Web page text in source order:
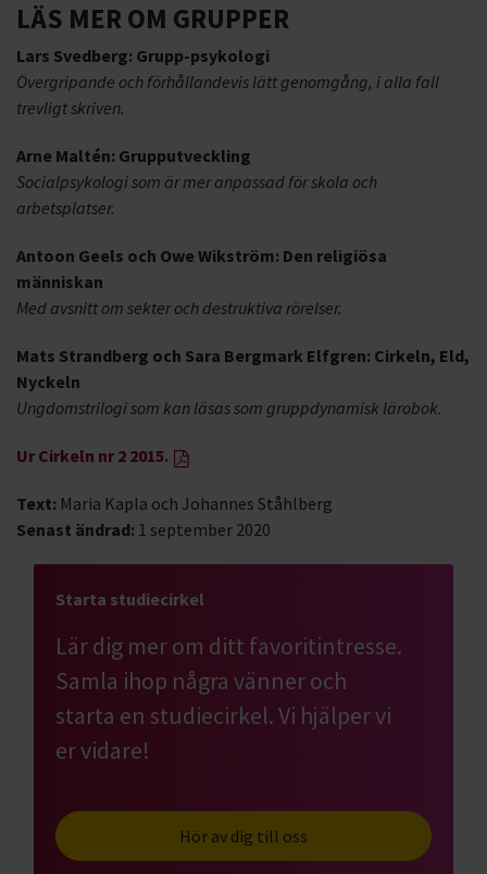
LÄS MER OM GRUPPER
Lars Svedberg: Grupp-psykologi
Övergripande och förhållandevis lätt genomgång, i alla fall
trevligt skriven.
Arne Maltén: Grupputveckling
Socialpsykologi som är mer anpassad för skola och
arbetsplatser.
Antoon Geels och Owe Wikström: Den religiösa
människan
Med avsnitt om sekter och destruktiva rörelser.
Mats Strandberg och Sara Bergmark Elfgren: Cirkeln, Eld,
Nyckeln
Ungdomstrilogi som kan läsas som gruppdynamisk lärobok.
Ur Cirkeln nr 2 2015.
Text: Maria Kapla och Johannes Ståhlberg
Senast ändrad: 1 september 2020
Starta studiecirkel
Lär dig mer om ditt favoritintresse.
Samla ihop några vänner och
starta en studiecirkel. Vi hjälper vi
er vidare!
Hör av dig till oss